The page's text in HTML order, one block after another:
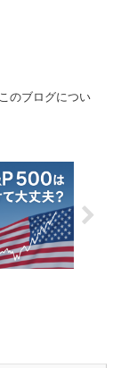
のブログについ